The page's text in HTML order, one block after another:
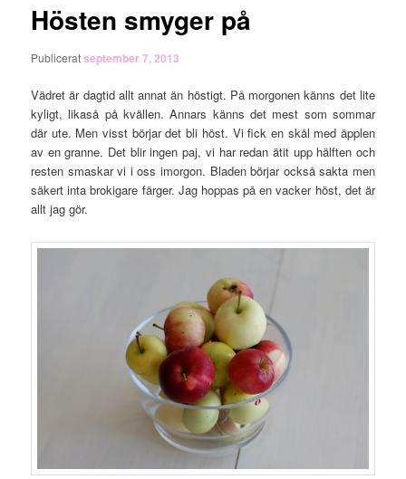
Hösten smyger på
Publiceratseptember 7, 2013
Vädret är dagtid allt annat än höstigt. På morgonen känns det lite
kyligt, likaså på kvällen. Annars känns det mest som sommar
där ute. Men visst börjar det bli höst. Vi fick en skål med äpplen
av en granne. Det blir ingen paj, vi har redan ätit upp hälften och
resten smaskar vi i oss imorgon. Bladen börjar också sakta men
säkert inta brokigare färger. Jag hoppas på en vacker höst, det är
allt jag gör.